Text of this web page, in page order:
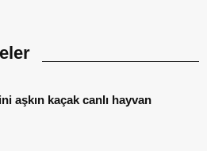
aşkın kaçak canlı hayvan